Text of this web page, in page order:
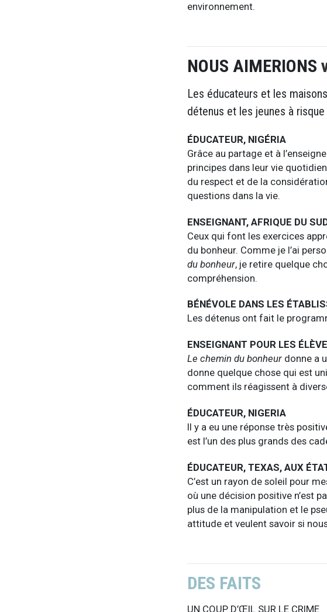
environnement.
NOUS AIMERIONS
Les éducateurs et les
détenus et les jeunes à
ÉDUCATEUR, NIGÉRIA
Grâce au partage et à
principes dans leur vie
du respect et de la
questions dans la vie.
ENSEIGNANT, AFRIQUE DU
Ceux qui font les exercices
du bonheur. Comme je l’ai
du bonheur, je retire quelque
compréhension.
BÉNÉVOLE DANS LES
Les détenus ont fait le
ENSEIGNANT POUR LES
Le chemin du bonheur donne a
donne quelque chose qui est
comment ils réagissent à
ÉDUCATEUR, NIGERIA
Il y a eu une réponse très
est l’un des plus grands des
ÉDUCATEUR, TEXAS, AUX
C’est un rayon de soleil pour
où une décision positive n’est
plus de la manipulation et le
attitude et veulent savoir si
DES FAITS
UN COUP D’ŒIL SUR LE CRIME